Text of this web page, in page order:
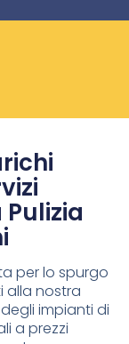
per lo spurgo
alla nostra
impianti di
a prezzi